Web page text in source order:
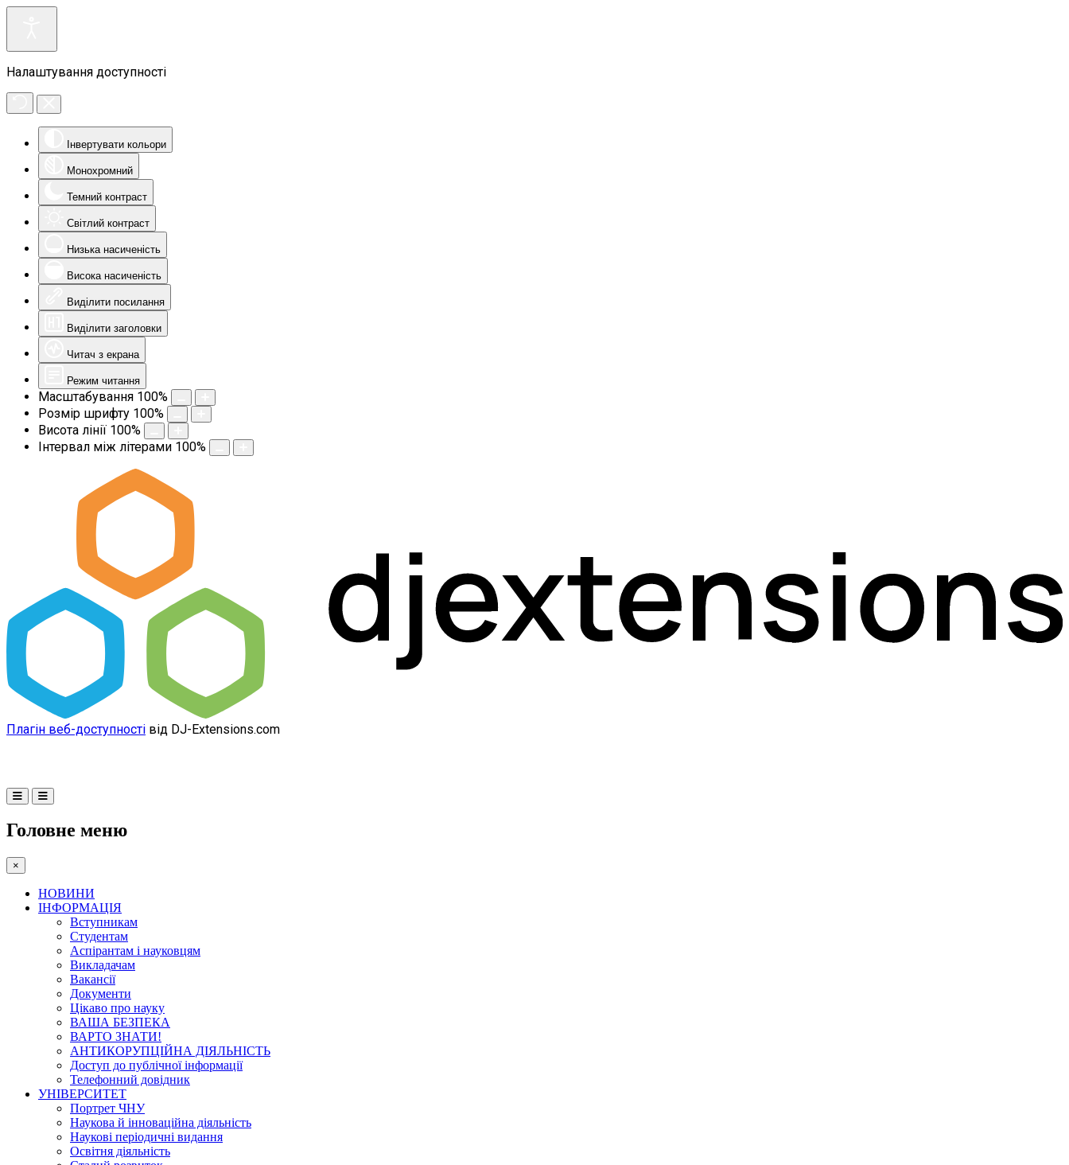
Налаштування доступності
Інвертувати кольори
Монохромний
Темний контраст
Світлий контраст
Низька насиченість
Висока насиченість
Виділити посилання
Виділити заголовки
Читач з екрана
Режим читання
Масштабування 100%
Розмір шрифту 100%
Висота лінії 100%
Інтервал між літерами 100%
Плагін веб-доступності від DJ-Extensions.com
Головне меню
×
НОВИНИ
ІНФОРМАЦІЯ
Вступникам
Студентам
Аспірантам і науковцям
Викладачам
Вакансії
Документи
Цікаво про науку
ВАША БЕЗПЕКА
ВАРТО ЗНАТИ!
АНТИКОРУПЦІЙНА ДІЯЛЬНІСТЬ
Доступ до публічної інформації
Телефонний довідник
УНІВЕРСИТЕТ
Портрет ЧНУ
Наукова й інноваційна діяльність
Наукові періодичні видання
Освітня діяльність